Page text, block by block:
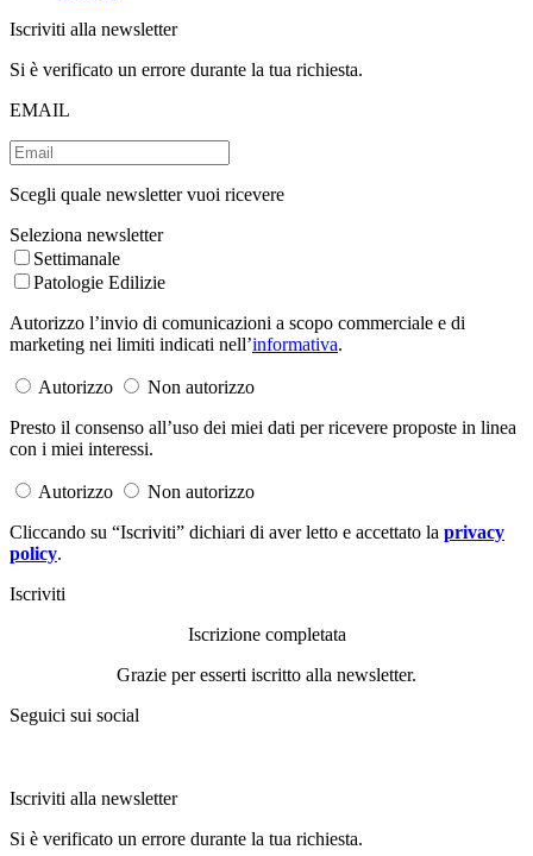
Iscriviti alla newsletter
Si è verificato un errore durante la tua richiesta.
EMAIL
Scegli quale newsletter vuoi ricevere
Seleziona newsletter
Settimanale
Patologie Edilizie
Autorizzo l’invio di comunicazioni a scopo commerciale e di
marketing nei limiti indicati nell’informativa.
Autorizzo
Non autorizzo
Presto il consenso all’uso dei miei dati per ricevere proposte in linea
con i miei interessi.
Autorizzo
Non autorizzo
Cliccando su “Iscriviti” dichiari di aver letto e accettato la privacy
policy.
Iscriviti
Iscrizione completata
Grazie per esserti iscritto alla newsletter.
Seguici sui social
Iscriviti alla newsletter
Si è verificato un errore durante la tua richiesta.